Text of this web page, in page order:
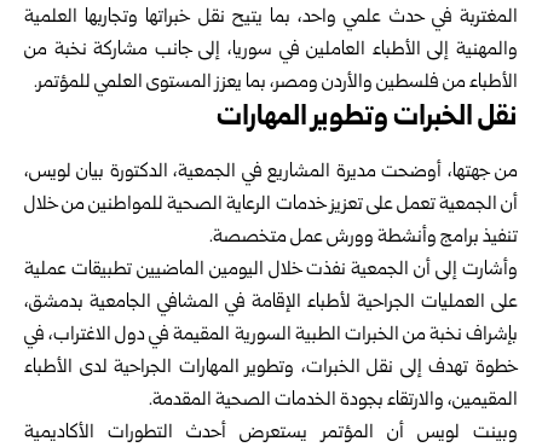
المغتربة في حدث علمي واحد، بما يتيح نقل خبراتها وتجاربها العلمية
والمهنية إلى الأطباء العاملين في سوريا، إلى جانب مشاركة نخبة من
الأطباء من فلسطين والأردن ومصر، بما يعزز المستوى العلمي للمؤتمر.
نقل الخبرات وتطوير المهارات
من جهتها، أوضحت مديرة المشاريع في الجمعية، الدكتورة بيان لويس،
أن الجمعية تعمل على تعزيز خدمات الرعاية الصحية للمواطنين من خلال
تنفيذ برامج وأنشطة وورش عمل متخصصة.
وأشارت إلى أن الجمعية نفذت خلال اليومين الماضيين تطبيقات عملية
على العمليات الجراحية لأطباء الإقامة في المشافي الجامعية بدمشق،
بإشراف نخبة من الخبرات الطبية السورية المقيمة في دول الاغتراب، في
خطوة تهدف إلى نقل الخبرات، وتطوير المهارات الجراحية لدى الأطباء
المقيمين، والارتقاء بجودة الخدمات الصحية المقدمة.
وبينت لويس أن المؤتمر يستعرض أحدث التطورات الأكاديمية